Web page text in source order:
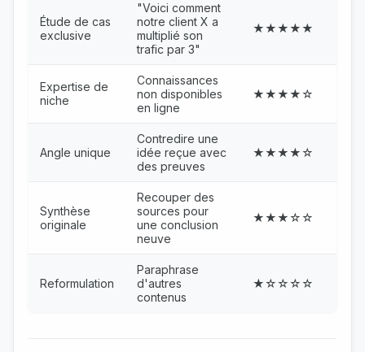
Étude de cas
exclusive
"Voici comment
notre client X a
multiplié son
trafic par 3"
★★★★★
Expertise de
niche
Connaissances
non disponibles
en ligne
★★★★☆
Angle unique
Contredire une
idée reçue avec
des preuves
★★★★☆
Synthèse
originale
Recouper des
sources pour
une conclusion
neuve
★★★☆☆
Reformulation
Paraphrase
d'autres
contenus
★☆☆☆☆